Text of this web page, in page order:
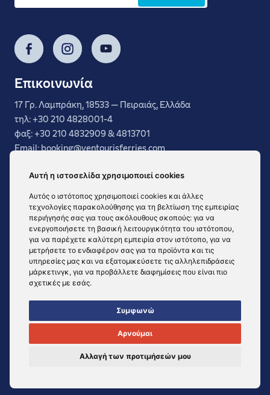
Αυτή η ιστοσελίδα χρησιμοποιεί cookies
Αυτός ο ιστότοπος χρησιμοποιεί cookies και άλλες
τεχνολογίες παρακολούθησης για τη βελτίωση της εμπειρίας
περιήγησής σας για τους ακόλουθους σκοπούς: για να
ενεργοποιήσετε τη βασική λειτουργικότητα του ιστότοπου,
για να παρέχετε καλύτερη εμπειρία στον ιστότοπο, για να
μετρήσετε το ενδιαφέρον σας για τα προϊόντα και τις
υπηρεσίες μας και να εξατομικεύσετε τις αλληλεπιδράσεις
μάρκετινγκ, για να προβάλλετε διαφημίσεις που είναι πιο
σχετικές με εσάς.
Συμφωνώ
Αρνούμαι
Αλλαγή των προτιμήσεών μου
Facebook InstagramYouTube
Επικοινωνία
17 Γρ. Λαμπράκη, 18533 — Πειραιάς, Ελλάδα
τηλ: +30 210 4828001-4
φαξ: +30 210 4832909 & 4813701
Email: booking@ventourisferries.com
FAQ
Υπηρεσίες
Προορισμοί
Στόλος
Σύνδεση πρακτόρων
© 2026 All rights reserved
Created by Radial